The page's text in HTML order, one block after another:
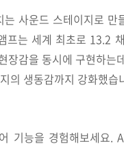
사운드 스테이지로 만
프는 세계 최초로 13.2
장감을 동시에 구현하는
의 생동감까지 강화했습
기능을 경험해보세요.